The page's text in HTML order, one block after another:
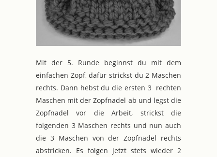
Mit der 5. Runde beginnst du mit dem
einfachen Zopf, dafür strickst du 2 Maschen
rechts. Dann hebst du die ersten 3 rechten
Maschen mit der Zopfnadel ab und legst die
Zopfnadel vor die Arbeit, strickst die
folgenden 3 Maschen rechts und nun auch
die 3 Maschen von der Zopfnadel rechts
abstricken. Es folgen jetzt stets wieder 2